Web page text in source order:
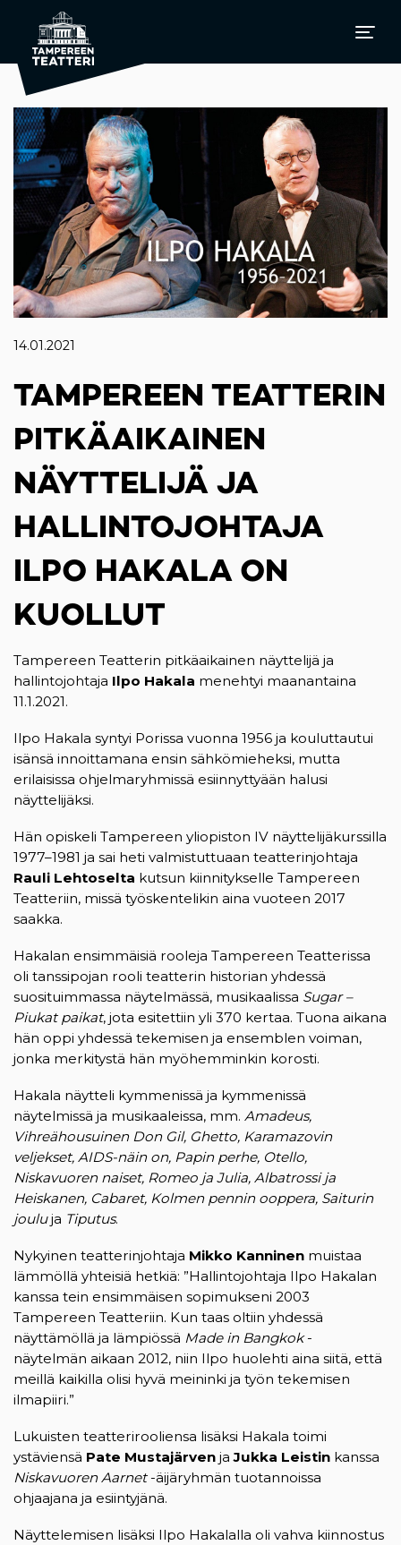
14.01.2021
TAMPEREEN TEATTERIN
PITKÄAIKAINEN
NÄYTTELIJÄ JA
HALLINTOJOHTAJA
ILPO HAKALA ON
KUOLLUT
Tampereen Teatterin pitkäaikainen näyttelijä ja
hallintojohtaja Ilpo Hakala menehtyi maanantaina
11.1.2021.
Ilpo Hakala syntyi Porissa vuonna 1956 ja kouluttautui
isänsä innoittamana ensin sähkömieheksi, mutta
erilaisissa ohjelmaryhmissä esiinnyttyään halusi
näyttelijäksi.
Hän opiskeli Tampereen yliopiston IV näyttelijäkurssilla
1977–1981 ja sai heti valmistuttuaan teatterinjohtaja
Rauli Lehtoselta kutsun kiinnitykselle Tampereen
Teatteriin, missä työskentelikin aina vuoteen 2017
saakka.
Hakalan ensimmäisiä rooleja Tampereen Teatterissa
oli tanssipojan rooli teatterin historian yhdessä
suosituimmassa näytelmässä, musikaalissa Sugar –
Piukat paikat, jota esitettiin yli 370 kertaa. Tuona aikana
hän oppi yhdessä tekemisen ja ensemblen voiman,
jonka merkitystä hän myöhemminkin korosti.
Hakala näytteli kymmenissä ja kymmenissä
näytelmissä ja musikaaleissa, mm. Amadeus,
Vihreähousuinen Don Gil, Ghetto, Karamazovin
veljekset, AIDS-näin on, Papin perhe, Otello,
Niskavuoren naiset, Romeo ja Julia, Albatrossi ja
Heiskanen, Cabaret, Kolmen pennin ooppera, Saiturin
jouluja Tiputus.
Nykyinen teatterinjohtaja Mikko Kanninen muistaa
lämmöllä yhteisiä hetkiä: ”Hallintojohtaja Ilpo Hakalan
kanssa tein ensimmäisen sopimukseni 2003
Tampereen Teatteriin. Kun taas oltiin yhdessä
näyttämöllä ja lämpiössä Made in Bangkok-
näytelmän aikaan 2012, niin Ilpo huolehti aina siitä, että
meillä kaikilla olisi hyvä meininki ja työn tekemisen
ilmapiiri.”
Lukuisten teatterirooliensa lisäksi Hakala toimi
ystäviensä Pate Mustajärven jaJukka Leistin kanssa
Niskavuoren Aarnet-äijäryhmän tuotannoissa
ohjaajana ja esiintyjänä.
Näyttelemisen lisäksi Ilpo Hakalalla oli vahva kiinnostus